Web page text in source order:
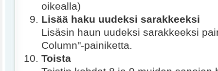
oikealla)
Lisää haku uudeksi sarakkeeksi
Lisäsin haun uudeksi sarakkeeksi
Column"-painiketta.
Toista